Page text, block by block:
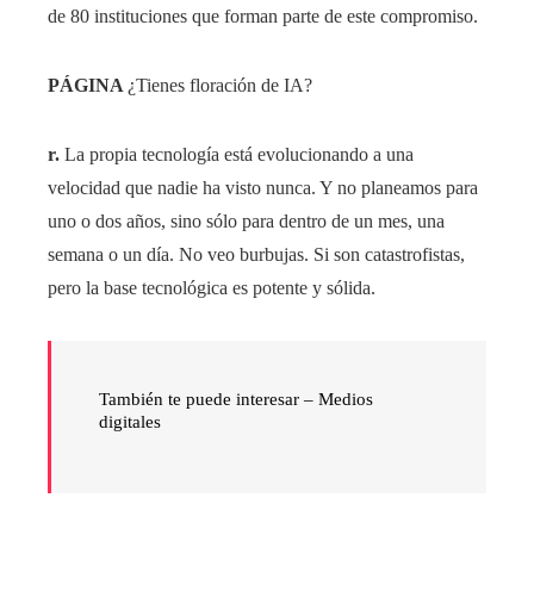
de 80 instituciones que forman parte de este compromiso.
PÁGINA¿Tienes floración de IA?
r. La propia tecnología está evolucionando a una
velocidad que nadie ha visto nunca. Y no planeamos para
uno o dos años, sino sólo para dentro de un mes, una
semana o un día. No veo burbujas. Si son catastrofistas,
pero la base tecnológica es potente y sólida.
También te puede interesar – Medios
digitales